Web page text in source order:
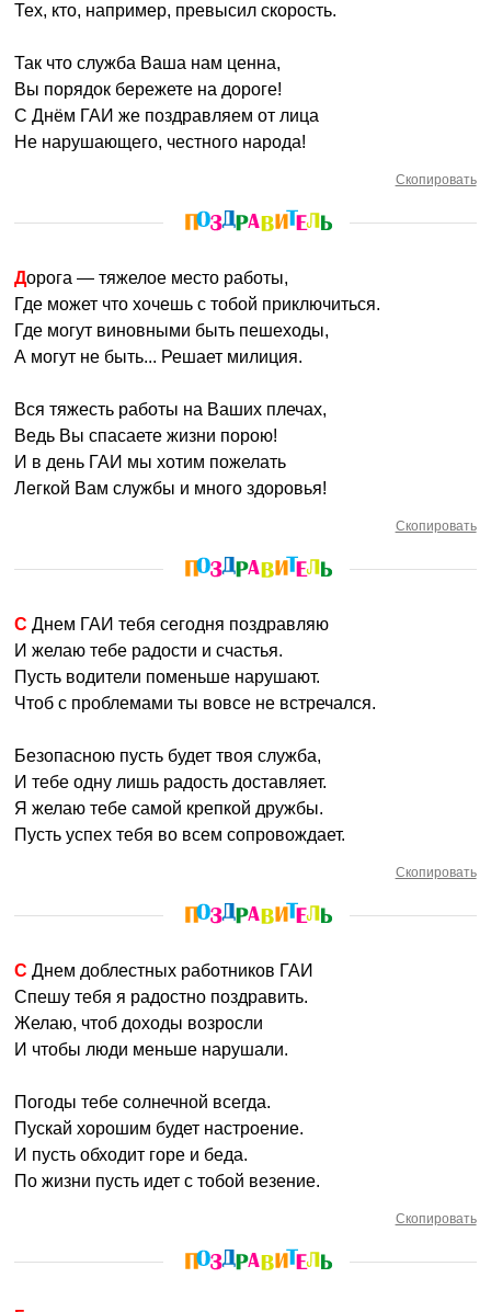
Тех, кто, например, превысил скорость.
Так что служба Ваша нам ценна,
Вы порядок бережете на дороге!
С Днём ГАИ же поздравляем от лица
Не нарушающего, честного народа!
Скопировать
Дорога — тяжелое место работы,
Где может что хочешь с тобой приключиться.
Где могут виновными быть пешеходы,
А могут не быть... Решает милиция.
Вся тяжесть работы на Ваших плечах,
Ведь Вы спасаете жизни порою!
И в день ГАИ мы хотим пожелать
Легкой Вам службы и много здоровья!
Скопировать
С Днем ГАИ тебя сегодня поздравляю
И желаю тебе радости и счастья.
Пусть водители поменьше нарушают.
Чтоб с проблемами ты вовсе не встречался.
Безопасною пусть будет твоя служба,
И тебе одну лишь радость доставляет.
Я желаю тебе самой крепкой дружбы.
Пусть успех тебя во всем сопровождает.
Скопировать
С Днем доблестных работников ГАИ
Спешу тебя я радостно поздравить.
Желаю, чтоб доходы возросли
И чтобы люди меньше нарушали.
Погоды тебе солнечной всегда.
Пускай хорошим будет настроение.
И пусть обходит горе и беда.
По жизни пусть идет с тобой везение.
Скопировать